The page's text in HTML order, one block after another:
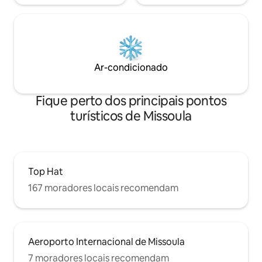
Ar-condicionado
Fique perto dos principais pontos
turísticos de Missoula
Top Hat
167 moradores locais recomendam
Aeroporto Internacional de Missoula
7 moradores locais recomendam